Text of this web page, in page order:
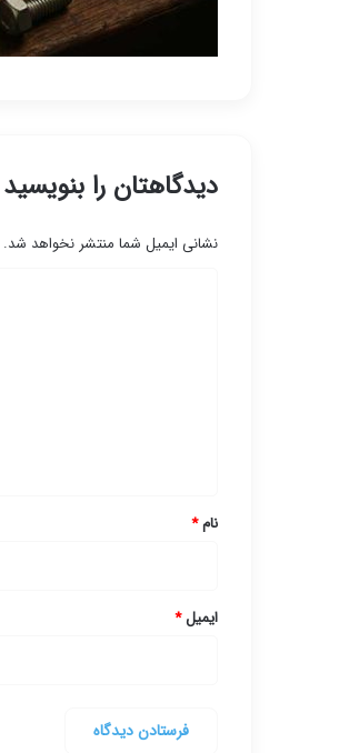
دیدگاهتان را بنویسید
نشانی ایمیل شما منتشر نخواهد شد.
نام*
ایمیل*